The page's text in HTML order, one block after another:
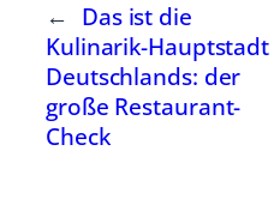
← Das ist die
Kulinarik-Hauptstadt
Deutschlands: der
große Restaurant-
Check